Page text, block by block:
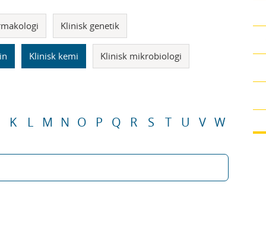
Klinisk genetik
Klinisk kemi Klinisk mikrobiologi
K L M N O P Q R S T U V W